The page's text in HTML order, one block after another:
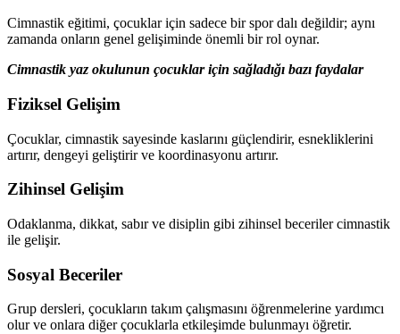
Cimnastik eğitimi, çocuklar için sadece bir spor dalı değildir; aynı
zamanda onların genel gelişiminde önemli bir rol oynar.
Cimnastik yaz okulunun çocuklar için sağladığı bazı faydalar
Fiziksel Gelişim
Çocuklar, cimnastik sayesinde kaslarını güçlendirir, esnekliklerini
artırır, dengeyi geliştirir ve koordinasyonu artırır.
Zihinsel Gelişim
Odaklanma, dikkat, sabır ve disiplin gibi zihinsel beceriler cimnastik
ile gelişir.
Sosyal Beceriler
Grup dersleri, çocukların takım çalışmasını öğrenmelerine yardımcı
olur ve onlara diğer çocuklarla etkileşimde bulunmayı öğretir.